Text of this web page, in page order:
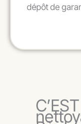
dépôt de